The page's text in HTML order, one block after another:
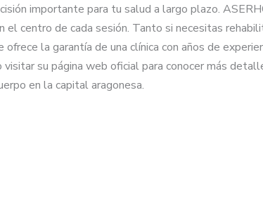
importante para tu salud a largo plazo.
centro de cada sesión. Tanto si necesitas
la garantía de una clínica con años de
su página web oficial para conocer más
en la capital aragonesa.